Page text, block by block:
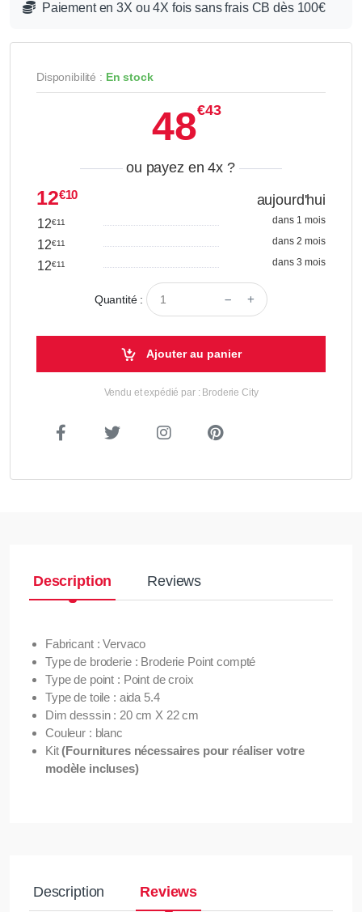
Paiement en 3X ou 4X fois sans frais CB dès 100€
Disponibilité : En stock
48€43
ou payez en 4x ?
12€10 aujourd'hui
12€11 dans 1 mois
12€11 dans 2 mois
12€11 dans 3 mois
Quantité :
Ajouter au panier
Vendu et expédié par : Broderie City
Description Reviews
Fabricant : Vervaco
Type de broderie : Broderie Point compté
Type de point : Point de croix
Type de toile : aida 5.4
Dim desssin : 20 cm X 22 cm
Couleur : blanc
Kit(Fournitures nécessaires pour réaliser votre
modèle incluses)
Description Reviews